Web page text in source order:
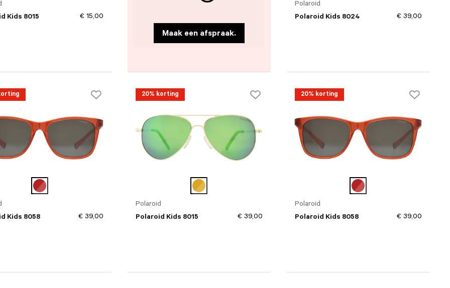
Kids 8015
€ 15,00
Maak een afspraak.
Polaroid
Polaroid Kids 8024
€ 39,00
Kids 8058
€ 39,00
20% korting
Polaroid
Polaroid Kids 8015
€ 39,00
20% korting
Polaroid
Polaroid Kids 8058
€ 39,00